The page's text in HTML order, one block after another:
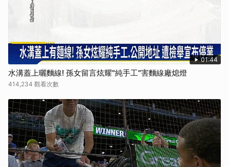
01:44
水溝蓋上曬麵線! 孫女留言炫耀"純手工"害麵線廠熄燈
414,234 觀看次數